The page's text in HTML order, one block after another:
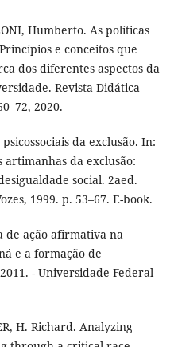
Humberto. As políticas
e conceitos que
dos diferentes aspectos da
Revista Didática
2020.
psicossociais da exclusão. In:
artimanhas da exclusão:
social. 2aed.
1999. p. 53–67. E-book.
de ação afirmativa na
e a formação de
- Universidade Federal
H. Richard. Analyzing